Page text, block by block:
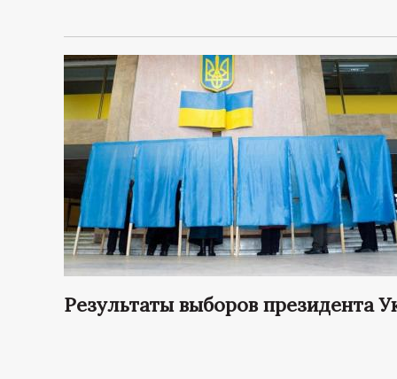
т
а
л
Результаты выборов президента